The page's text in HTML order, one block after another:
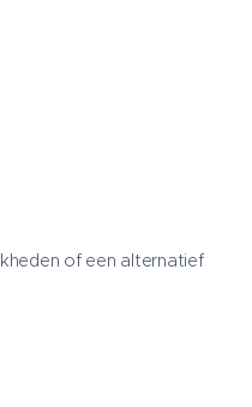
of een alternatief